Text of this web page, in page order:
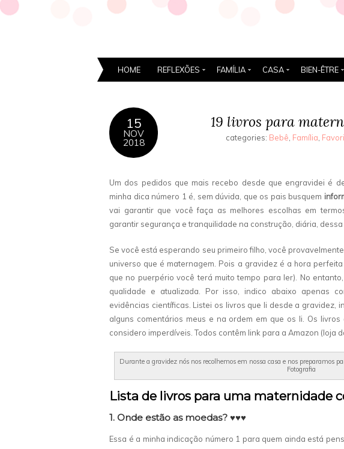
HOME REFLEXÕES FAMÍLIA CASA BIEN-ÊTRE
15
NOV
2018
19 livros para
categories: Bebê Família
Um dos pedidos que mais recebo desde que engravidei é
minha dica número 1 é, sem dúvida, que os pais busquem
vai garantir que você faça as melhores escolhas em
garantir segurança e tranquilidade na construção, diária, dessa
Se você está esperando seu primeiro filho, você
universo que é maternagem. Pois a gravidez é a hora
que no puerpério você terá muito tempo para ler). No
qualidade e atualizada. Por isso, indico abaixo apenas
evidências científicas. Listei os livros que li desde a gravidez,
alguns comentários meus e na ordem em que os li. Os
considero imperdíveis. Todos contêm link para a Amazon (loja
Durante a gravidez nós nos recolhemos em nossa casa e nos preparamos
Fotografia
Lista de livros para uma maternidade
1. Onde estão as moedas? ♥♥♥
Essa é a minha indicação número 1 para quem ainda está